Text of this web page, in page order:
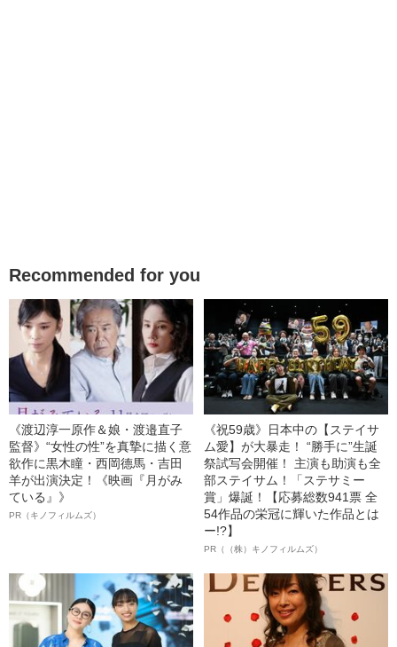
Recommended for you
《渡辺淳一原作＆娘・渡邉直子
監督》“女性の性”を真摯に描く意
欲作に黒木瞳・西岡德馬・吉田
羊が出演決定！《映画『月がみ
ている』》
PR（キノフィルムズ）
《祝59歳》日本中の【ステイサ
ム愛】が大暴走！ “勝手に”生誕
祭試写会開催！ 主演も助演も全
部ステイサム！「ステサミー
賞」爆誕！【応募総数941票 全
54作品の栄冠に輝いた作品とは
ー!?】
PR（（株）キノフィルムズ）